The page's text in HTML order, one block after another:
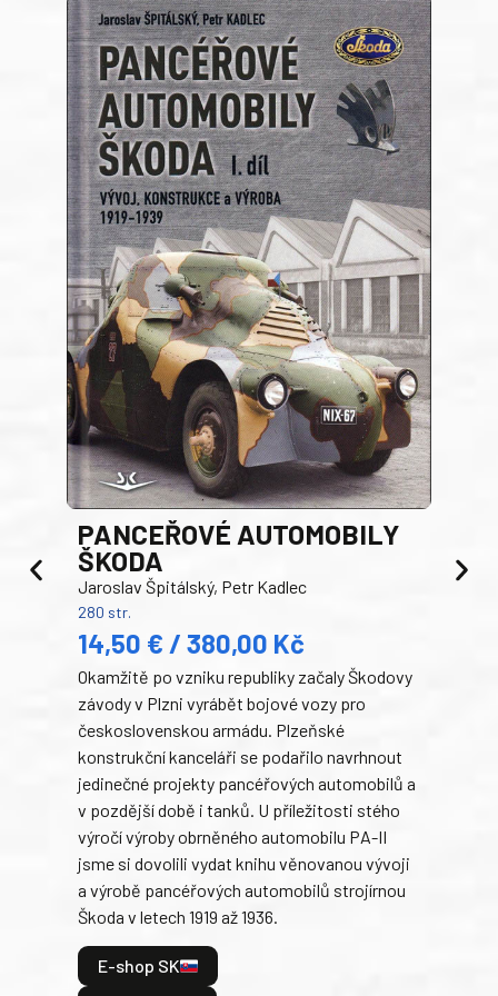
PANCEŘOVÉ AUTOMOBILY
ŠKODA
Jaroslav Špitálský, Petr Kadlec
280 str.
14,50 € / 380,00 Kč
Okamžitě po vzniku republiky začaly Škodovy
závody v Plzni vyrábět bojové vozy pro
československou armádu. Plzeňské
konstrukční kanceláři se podařilo navrhnout
jedinečné projekty pancéřových automobilů a
v pozdější době i tanků. U příležitosti stého
výročí výroby obrněného automobilu PA-II
jsme si dovolili vydat knihu věnovanou vývoji
a výrobě pancéřových automobilů strojírnou
Škoda v letech 1919 až 1936.
E-shop SK